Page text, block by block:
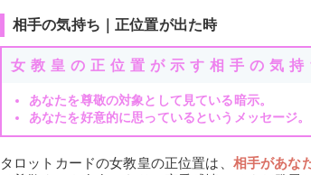
相手の気持ち｜正位置が出た時
女教皇の正位置が示す相手の気
あなたを尊敬の対象として見ている暗示。
あなたを好意的に思っているというメッセージ。
タロットカードの女教皇の正位置は、 相手があな